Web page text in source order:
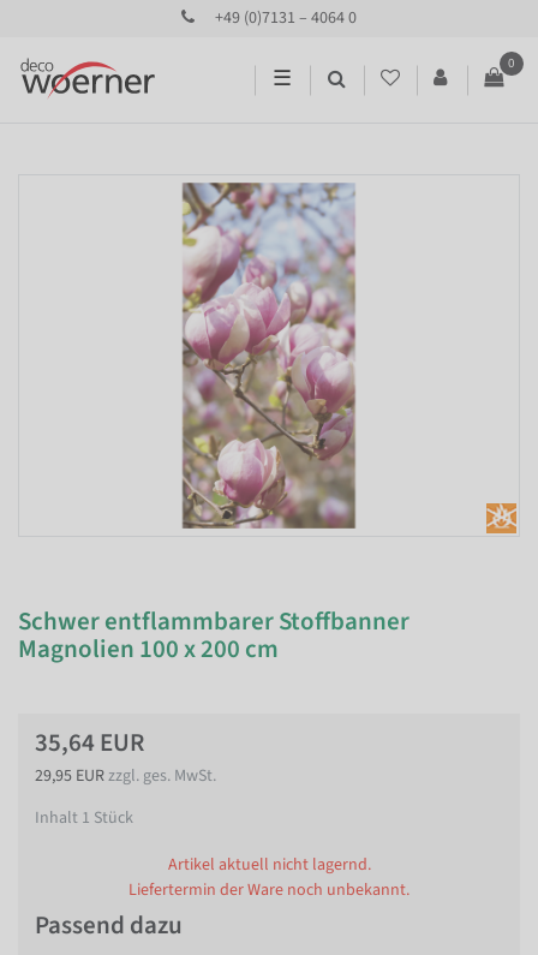
+49 (0)7131 – 4064 0
☰
0
Schwer entflammbarer Stoffbanner
Magnolien 100 x 200 cm
35,64 EUR
29,95 EURzzgl. ges. MwSt.
Inhalt 1 Stück
Artikel aktuell nicht lagernd.
Liefertermin der Ware noch unbekannt.
Passend dazu